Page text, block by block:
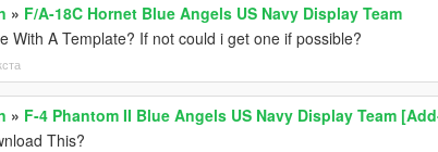
» F/A-18C Hornet Blue Angels US Navy Display Team
With A Template? If not could i get one if possible?
» F-4 Phantom II Blue Angels US Navy Display Team
This?